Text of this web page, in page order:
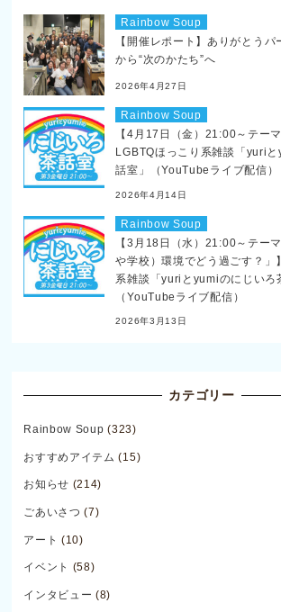
Rainbow Soup
【開催レポート】ありがとうパ
から“次のかたち”へ
2026年4月27日
Rainbow Soup
【4月17日（金）21:00～テー
LGBTQほっこり系雑談「yuri
話室」（YouTubeライブ配信）
2026年4月14日
Rainbow Soup
【3月18日（水）21:00～テー
や学校）環境でどう過ごす？」
系雑談「yuriとyumiのにじいろ
（YouTubeライブ配信）
2026年3月13日
カテゴリー
Rainbow Soup (323)
おすすめアイテム (15)
お知らせ (214)
ごあいさつ (7)
アート (10)
イベント (58)
インタビュー (8)